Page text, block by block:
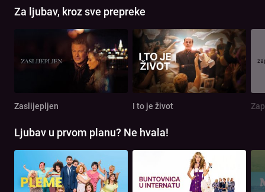
Za ljubav, kroz sve prepreke
Zaslijepljen I to je život
Ljubav u prvom planu? Ne hvala!